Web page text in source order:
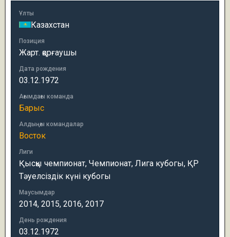
Ұлты
Казахстан
Позиция
Жарт. қорғаушы
Дата рождения
03.12.1972
Ағымдағы команда
Барыс
Алдыңғы командалар
Восток
Лиги
Қысқы чемпионат, Чемпионат, Лига кубогы, ҚР
Тәуелсіздік күні кубогы
Маусымдар
2014, 2015, 2016, 2017
День рождения
03.12.1972